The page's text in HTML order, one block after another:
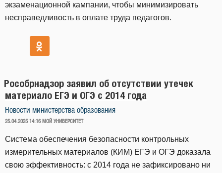
экзаменационной кампании, чтобы минимизировать
несправедливость в оплате труда педагогов.
Рособрнадзор заявил об отсутствии утечек
материало ЕГЭ и ОГЭ с 2014 года
Новости министерства образования
ОПУБЛИКОВАНО
25.04.2025 14:16 МОЙ УНИВЕРСИТЕТ
Система обеспечения безопасности контрольных
измерительных материалов (КИМ) ЕГЭ и ОГЭ доказала
свою эффективность: с 2014 года не зафиксировано ни